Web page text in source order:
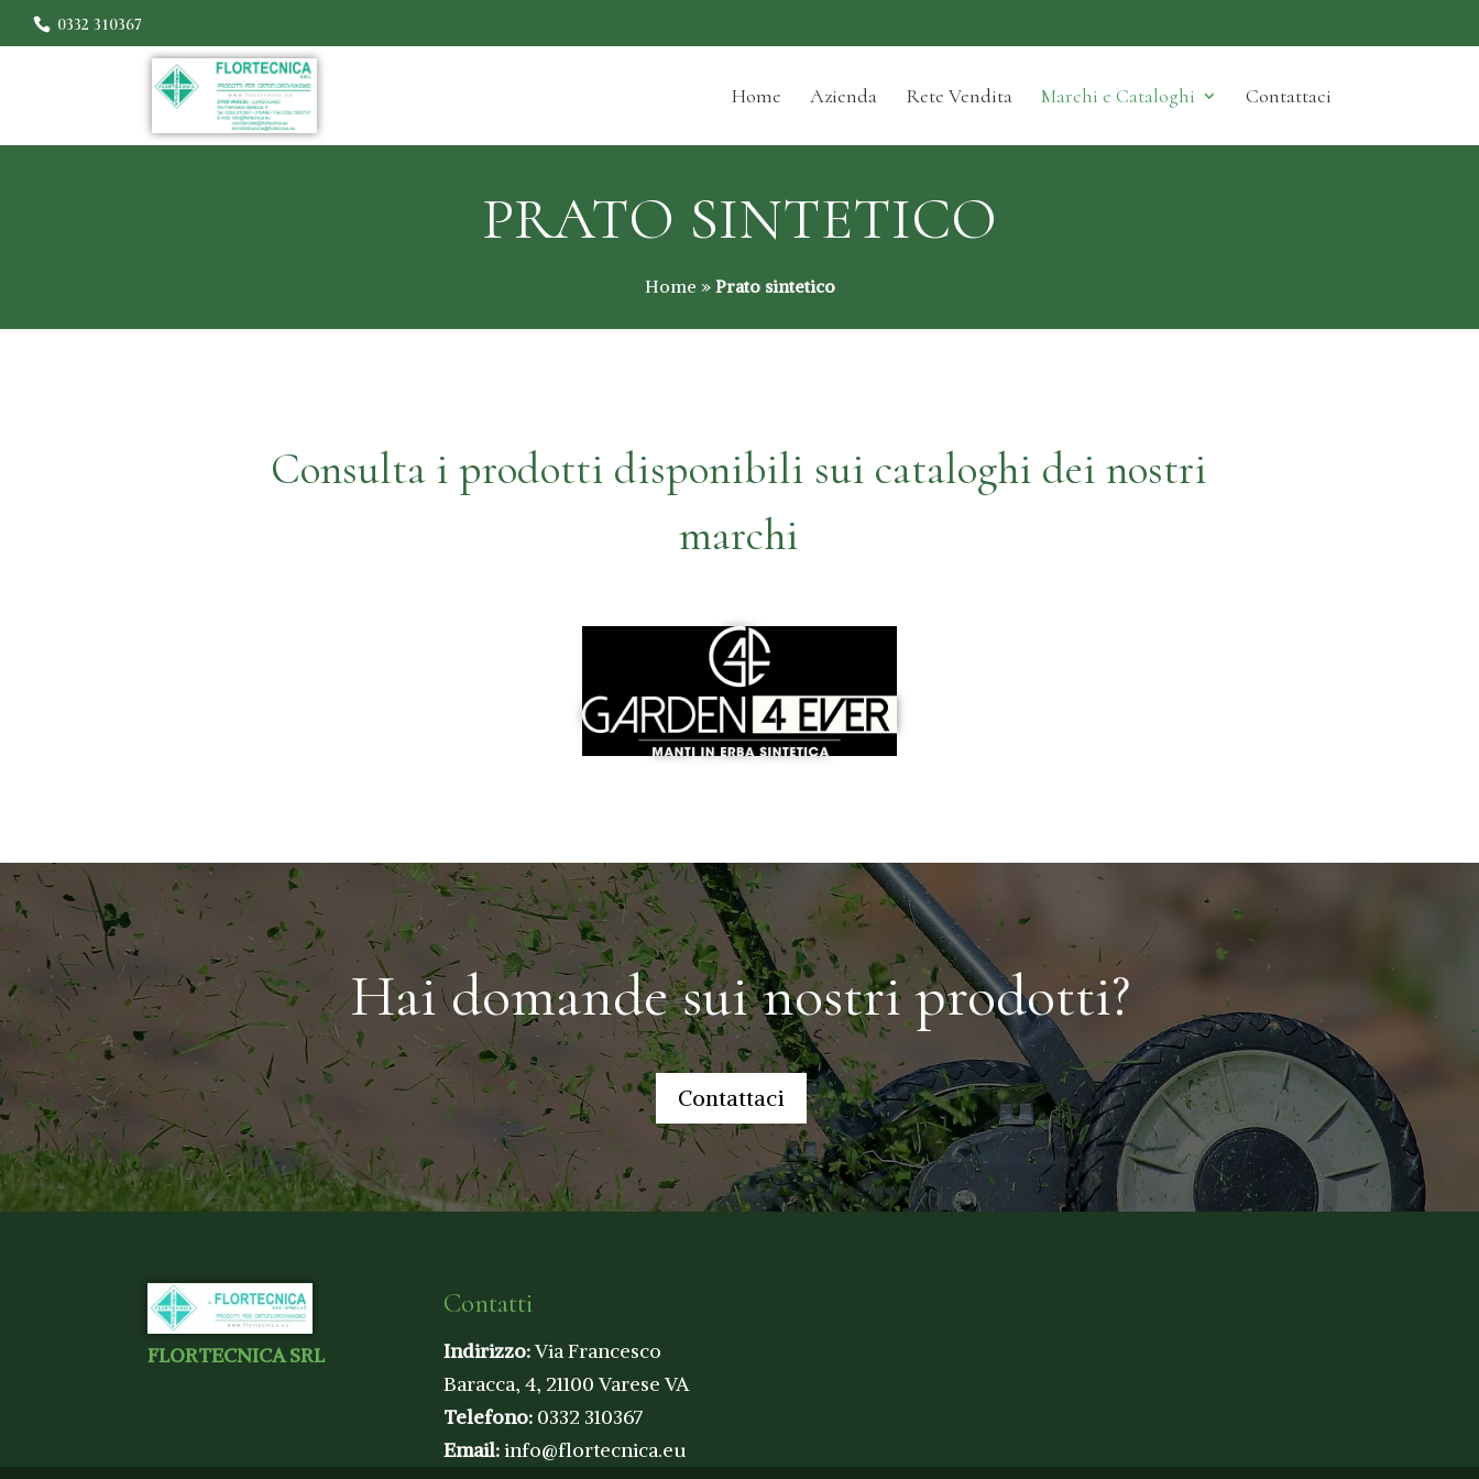
0332 310367
Home Azienda Rete Vendita Marchi e Cataloghi Contattaci
PRATO SINTETICO
Home » Prato sintetico
Consulta i prodotti disponibili sui cataloghi dei nostri
marchi
Hai domande sui nostri prodotti?
Contattaci
FLORTECNICA SRL
Contatti
Indirizzo:Via Francesco
Baracca, 4, 21100 Varese VA
Telefono: 0332 310367
Email:info@flortecnica.eu